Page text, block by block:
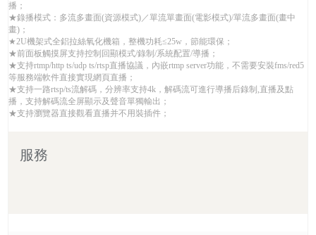
播；
★錄播模式：多流多畫面(資源模式)／單流單畫面(電影模式)/單流多畫面(畫中
畫)；
★2U機架式全鋁拉絲氧化機箱，整機功耗≤25w，節能環保；
★前面板觸摸屏支持控制回顯模式/錄制/系統配置/導播；
★支持rtmp/http ts/udp ts/rtsp直播協議，內嵌rtmp server功能，不需要安裝fms/red5
等服務端軟件直接實現網頁直播；
★支持一路rtsp/ts流解碼，分辨率支持4k，解碼流可進行導播后錄制,直播及點
播，支持解碼流全屏顯示及聲音單獨輸出；
★支持瀏覽器直接觀看直播并不用裝插件；
服務